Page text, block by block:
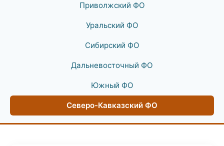
Приволжский ФО
Уральский ФО
Сибирский ФО
Дальневосточный ФО
Южный ФО
Северо-Кавказский ФО